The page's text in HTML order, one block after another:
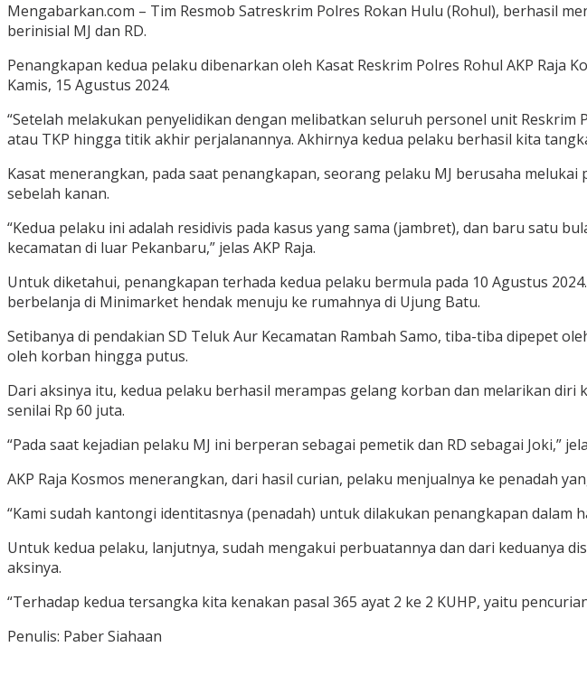
Mengabarkan.com – Tim Resmob Satreskrim Polres Rokan Hulu (Rohul), berhasil
berinisial MJ dan RD.
Penangkapan kedua pelaku dibenarkan oleh Kasat Reskrim Polres Rohul AKP
Kamis, 15 Agustus 2024.
“Setelah melakukan penyelidikan dengan melibatkan seluruh personel unit
atau TKP hingga titik akhir perjalanannya. Akhirnya kedua pelaku berhasil kita
Kasat menerangkan, pada saat penangkapan, seorang pelaku MJ berusaha
sebelah kanan.
“Kedua pelaku ini adalah residivis pada kasus yang sama (jambret), dan baru satu
kecamatan di luar Pekanbaru,” jelas AKP Raja.
Untuk diketahui, penangkapan terhada kedua pelaku bermula pada 10 Agustus
berbelanja di Minimarket hendak menuju ke rumahnya di Ujung Batu.
Setibanya di pendakian SD Teluk Aur Kecamatan Rambah Samo, tiba-tiba dipepet
oleh korban hingga putus.
Dari aksinya itu, kedua pelaku berhasil merampas gelang korban dan melarikan
senilai Rp 60 juta.
“Pada saat kejadian pelaku MJ ini berperan sebagai pemetik dan RD sebagai Joki,”
AKP Raja Kosmos menerangkan, dari hasil curian, pelaku menjualnya ke penadah
“Kami sudah kantongi identitasnya (penadah) untuk dilakukan penangkapan dalam
Untuk kedua pelaku, lanjutnya, sudah mengakui perbuatannya dan dari keduanya
aksinya.
“Terhadap kedua tersangka kita kenakan pasal 365 ayat 2 ke 2 KUHP, yaitu
Penulis: Paber Siahaan